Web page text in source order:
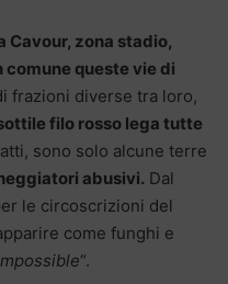
Cavour, zona stadio,
comune queste vie di
frazioni diverse tra loro,
filo rosso lega tutte
sono solo alcune terre
abusivi. Dal
le circoscrizioni del
come funghi e
“.